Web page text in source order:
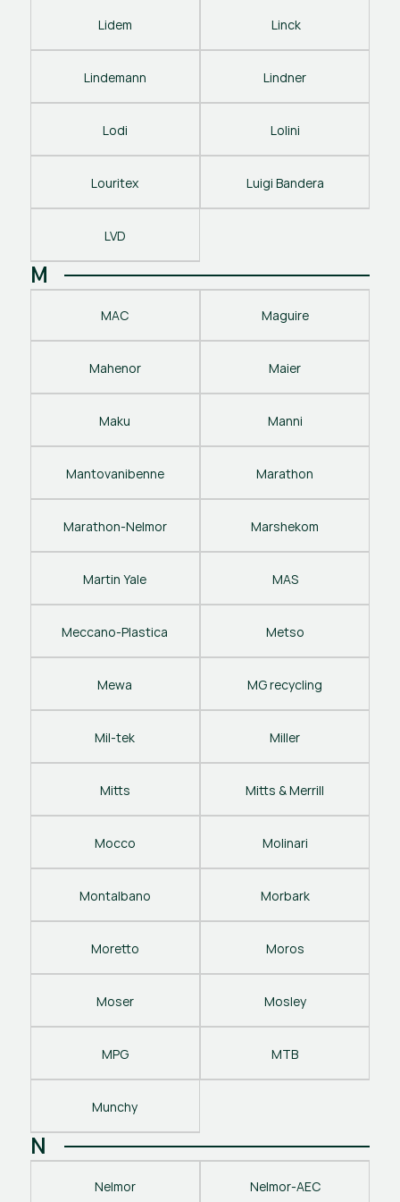
Lidem Linck
Lindemann Lindner
Lodi Lolini
Louritex Luigi Bandera
LVD
M
MAC Maguire
Mahenor Maier
Maku Manni
Mantovanibenne Marathon
Marathon-Nelmor Marshekom
Martin Yale MAS
Meccano-Plastica Metso
Mewa MG recycling
Mil-tek Miller
Mitts Mitts & Merrill
Mocco Molinari
Montalbano Morbark
Moretto Moros
Moser Mosley
MPG MTB
Munchy
N
Nelmor Nelmor-AEC